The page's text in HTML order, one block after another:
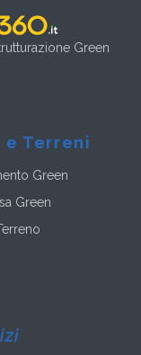
Green
Terreni
Green
Green